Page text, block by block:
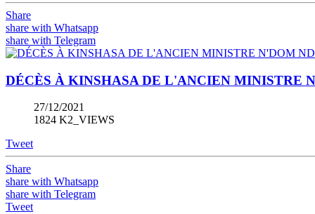
Share
share with Whatsapp
share with Telegram
DÉCÈS À KINSHASA DE L'ANCIEN MINISTRE
27/12/2021
1824 K2_VIEWS
Tweet
Share
share with Whatsapp
share with Telegram
Tweet